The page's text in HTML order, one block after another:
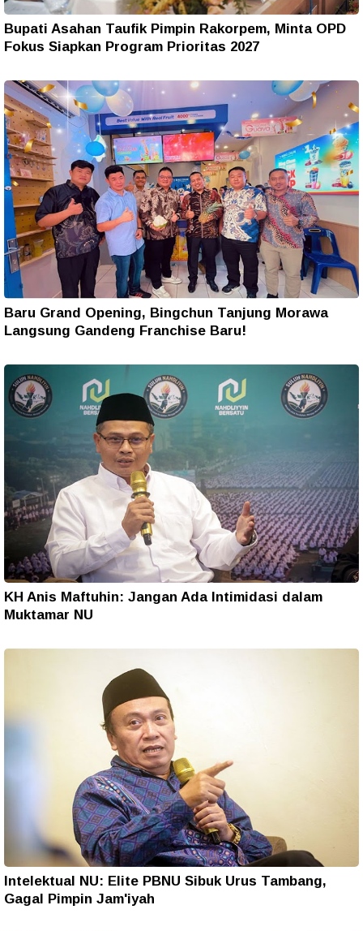
Bupati Asahan Taufik Pimpin Rakorpem, Minta OPD
Fokus Siapkan Program Prioritas 2027
Baru Grand Opening, Bingchun Tanjung Morawa
Langsung Gandeng Franchise Baru!
KH Anis Maftuhin: Jangan Ada Intimidasi dalam
Muktamar NU
Intelektual NU: Elite PBNU Sibuk Urus Tambang,
Gagal Pimpin Jam'iyah